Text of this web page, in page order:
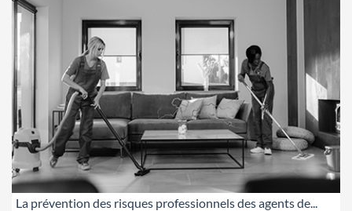
La prévention des risques professionnels des agents de...